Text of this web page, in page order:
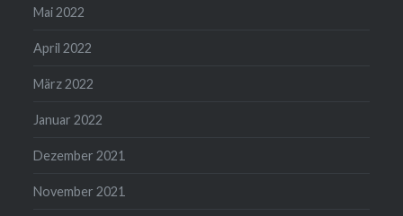
Mai 2022
April 2022
März 2022
Januar 2022
Dezember 2021
November 2021